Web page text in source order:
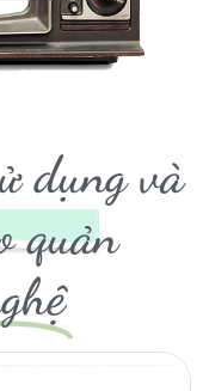
dụng và
quản